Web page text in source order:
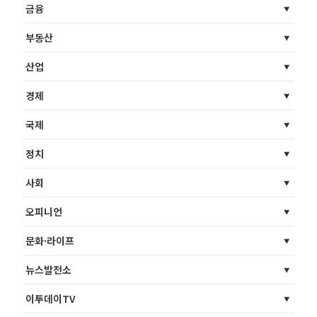
금융
부동산
산업
경제
국제
정치
사회
오피니언
문화·라이프
뉴스발전소
이투데이TV